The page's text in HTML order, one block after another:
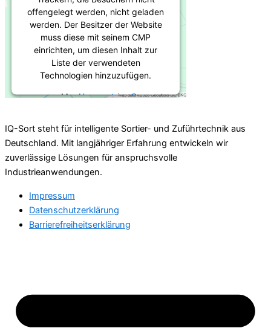
offengelegt werden, nicht geladen
werden. Der Besitzer der Website
muss diese mit seinem CMP
einrichten, um diesen Inhalt zur
Liste der verwendeten
Technologien hinzuzufügen.
powered byUsercentrics Consent
IQ-Sort steht für intelligente Sortier- und Zuführtechnik aus
Deutschland. Mit langjähriger Erfahrung entwickeln wir
zuverlässige Lösungen für anspruchsvolle
Industrieanwendungen.
Impressum
Datenschutzerklärung
Barrierefreiheitserklärung